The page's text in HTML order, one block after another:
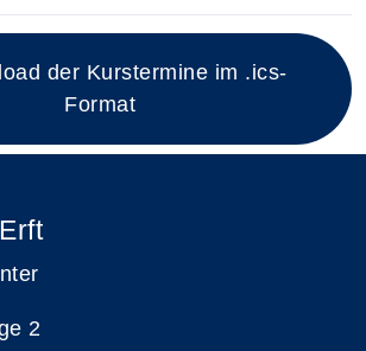
es 5 Termine zum diesen Kurs
der Kurstermine im .ics-
Format
2